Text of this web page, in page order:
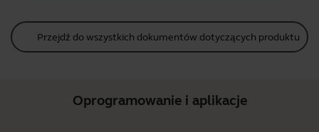
Przejdź do wszystkich dokumentów dotyczących produktu
Oprogramowanie i aplikacje